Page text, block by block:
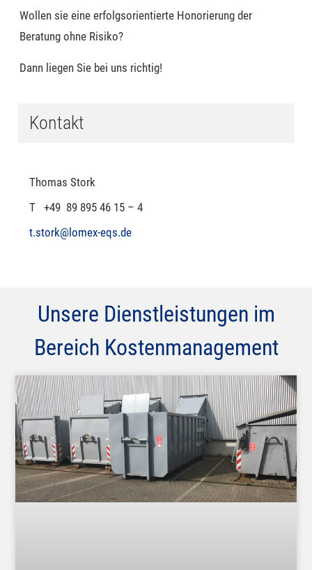
Wollen sie eine erfolgsorientierte Honorierung der
Beratung ohne Risiko?
Dann liegen Sie bei uns richtig!
Kontakt
Thomas Stork
T +49 89 895 46 15 – 4
t.stork@lomex-eqs.de
Unsere Dienstleistungen im
Bereich Kostenmanagement